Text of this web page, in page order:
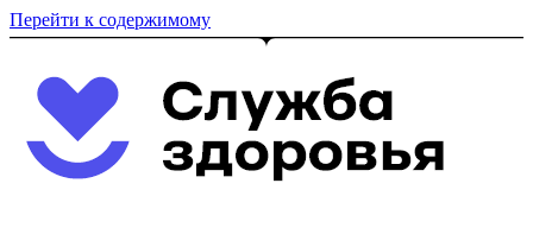
Перейти к содержимому